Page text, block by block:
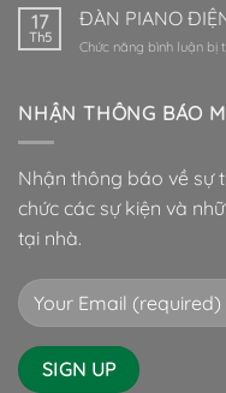
17
Th5
ĐÀN PIANO
Chức năng bình luận bị
NHẬN THÔNG BÁO
Nhận thông báo về sự
chức các sự kiện và
tại nhà.